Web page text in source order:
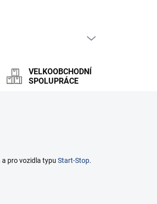
VELKOOBCHODNÍ
SPOLUPRÁCE
pro vozidla typu Start-Stop.